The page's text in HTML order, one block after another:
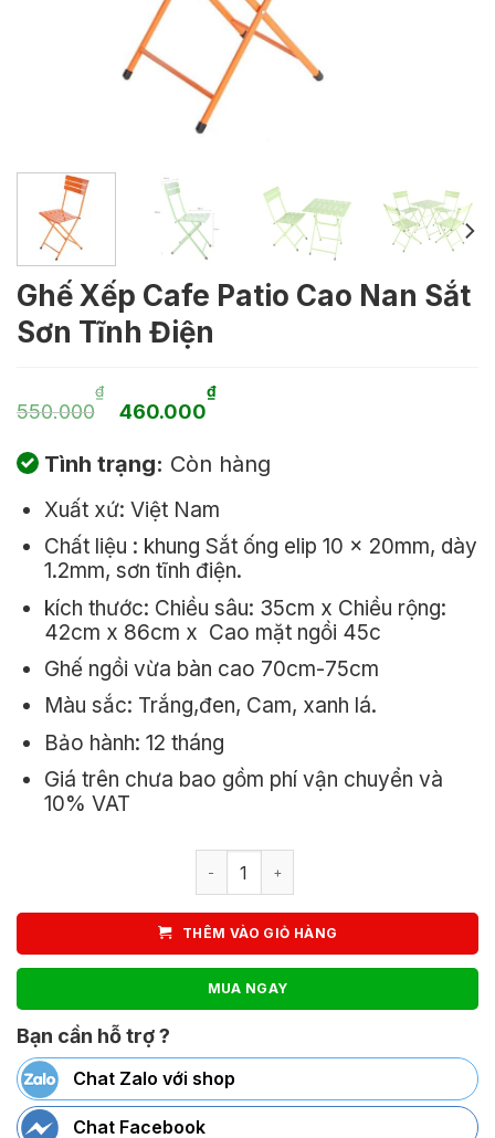
Ghế Xếp Cafe Patio Cao Nan Sắt
Sơn Tĩnh Điện
550.000
₫
Giá
gốc
là:
550.000₫.
460.000
₫Giá
hiện
tại
là:
460.000₫.
Tình trạng: Còn hàng
Xuất xứ: Việt Nam
Chất liệu : khung Sắt ống elip 10 x 20mm, dày
1.2mm, sơn tĩnh điện.
kích thước: Chiều sâu: 35cm x Chiều rộng:
42cm x 86cm x Cao mặt ngồi 45c
Ghế ngồi vừa bàn cao 70cm-75cm
Màu sắc: Trắng,đen, Cam, xanh lá.
Bảo hành: 12 tháng
Giá trên chưa bao gồm phí vận chuyển và
10% VAT
THÊM VÀO GIỎ HÀNG
MUA NGAY
Bạn cần hỗ trợ ?
Chat Zalo với shop
Chat Facebook